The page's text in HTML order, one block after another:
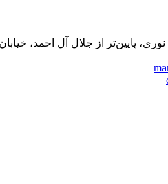
پایین‌تر از جلال آل احمد، خیابان